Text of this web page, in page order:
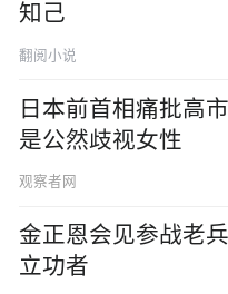
知己
翻阅小说
日本前首相痛批高
是公然歧视女性
观察者网
金正恩会见参战老
立功者